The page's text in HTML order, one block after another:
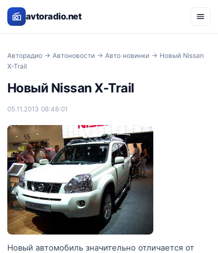
avtoradio.net
Авторадио → Автоновости → Авто новинки → Новый Nissan
X-Trail
Новый Nissan X-Trail
05.11.2013 08:48:01
Новый автомобиль значительно отличается от